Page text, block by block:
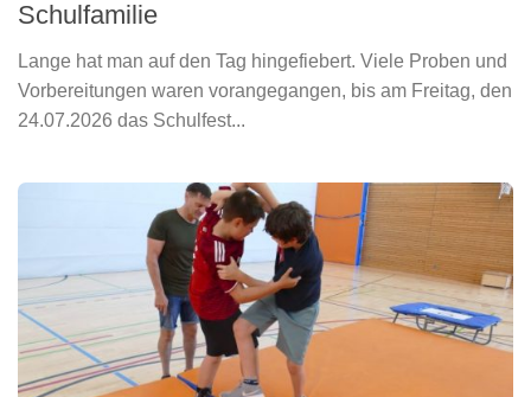
Schulfamilie
Lange hat man auf den Tag hingefiebert. Viele Proben und
Vorbereitungen waren vorangegangen, bis am Freitag, den
24.07.2026 das Schulfest...